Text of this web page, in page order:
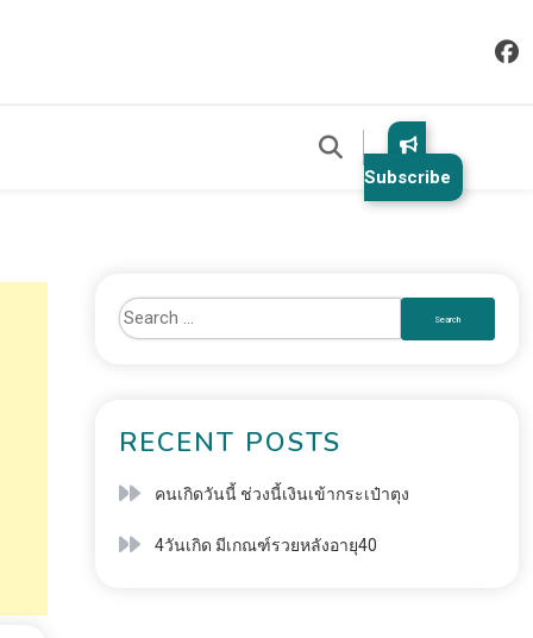
Subscribe
RECENT POSTS
คนเกิดวันนี้ ช่วงนี้เงินเข้ากระเป๋าตุง
4วันเกิด มีเกณฑ์รวยหลังอายุ40